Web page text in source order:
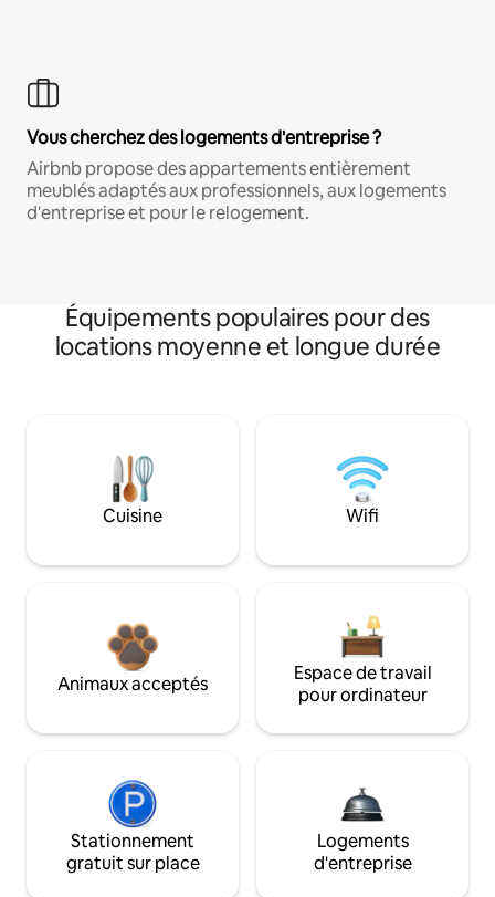
Vous cherchez des logements d'entreprise ?
Airbnb propose des appartements entièrement
meublés adaptés aux professionnels, aux logements
d'entreprise et pour le relogement.
Équipements populaires pour des
locations moyenne et longue durée
Cuisine Wifi
Animaux acceptés
Espace de travail
pour ordinateur
Stationnement
gratuit sur place
Logements
d'entreprise